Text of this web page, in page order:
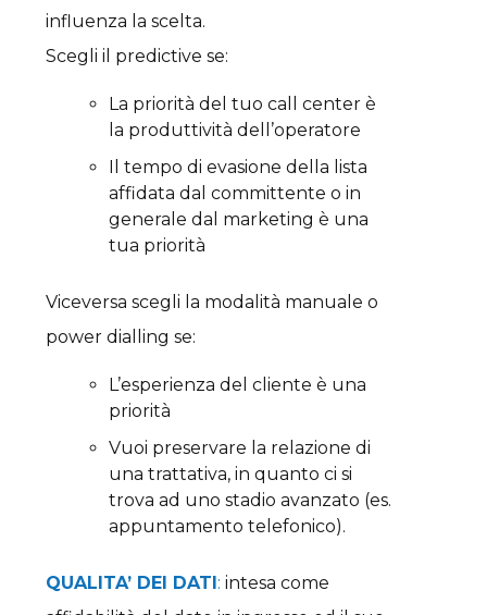
influenza la scelta.
Scegli il predictive se:
La priorità del tuo call center è
la produttività dell’operatore
Il tempo di evasione della lista
affidata dal committente o in
generale dal marketing è una
tua priorità
Viceversa scegli la modalità manuale o
power dialling se:
L’esperienza del cliente è una
priorità
Vuoi preservare la relazione di
una trattativa, in quanto ci si
trova ad uno stadio avanzato (es.
appuntamento telefonico).
QUALITA’ DEI DATI : intesa come